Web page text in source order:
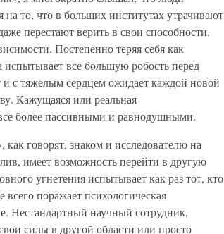
то, что в больших институтах утрачивают
перестают верить в свои способности.
Постепенно теряя себя как
испытывает все большую робость перед
и с тяжелым сердцем ожидает каждой новой
Кажущаяся или реальная
более пассивными и равнодушными.
говорят, знаком и исследователю на
имеет возможность перейти в другую
угнетения испытывает как раз тот, кто
всего поражает психологическая
Нестандартный научный сотрудник,
силы в другой области или просто